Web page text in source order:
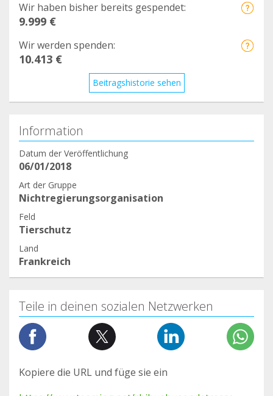
Wir haben bisher bereits gespendet:
9.999 €
Wir werden spenden:
10.413 €
Beitragshistorie sehen
Information
Datum der Veröffentlichung
06/01/2018
Art der Gruppe
Nichtregierungsorganisation
Feld
Tierschutz
Land
Frankreich
Teile in deinen sozialen Netzwerken
Kopiere die URL und füge sie ein